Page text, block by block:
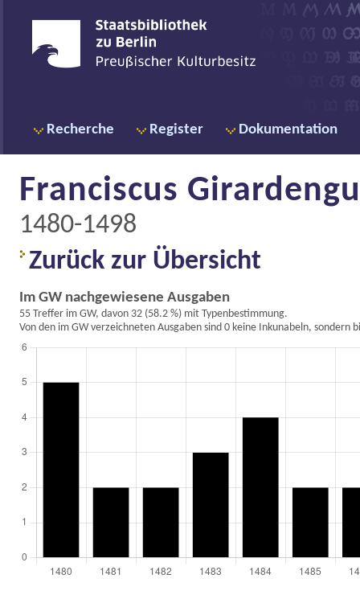
Recherche Register Dokumentation
Franciscus
1480-1498
Zurück zur Übersicht
Im GW nachgewiesene Ausgaben
55 Treffer im GW, davon 32 (58.2 %) mit Typenbestimmung.
Von den im GW verzeichneten Ausgaben sind 0 keine Inkunabeln,